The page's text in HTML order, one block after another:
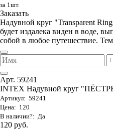
за 1шт.
Заказать
Надувной круг "Transparent
будет издалека виден в воде,
собой в любое путешествие.
Арт. 59241
INTEX Надувной круг
Артикул: 59241
Цена: 120
В наличии?: Да
120 руб.